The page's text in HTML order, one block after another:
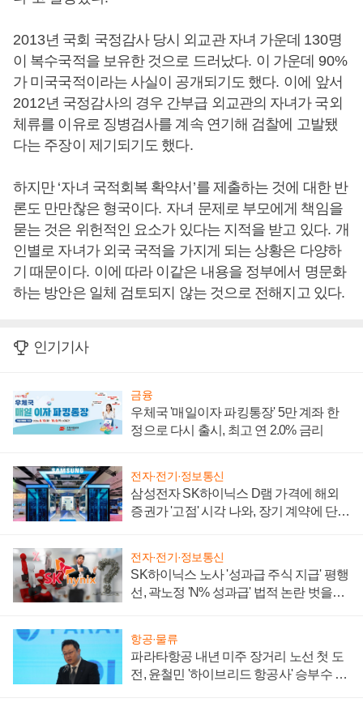
2013년 국회 국정감사 당시 외교관 자녀 가운데 130명
이 복수국적을 보유한 것으로 드러났다. 이 가운데 90%
가 미국국적이라는 사실이 공개되기도 했다. 이에 앞서
2012년 국정감사의 경우 간부급 외교관의 자녀가 국외
체류를 이유로 징병검사를 계속 연기해 검찰에 고발됐
다는 주장이 제기되기도 했다.
하지만 ‘자녀 국적회복 확약서 ’를 제출하는 것에 대한 반
론도 만만찮은 형국이다. 자녀 문제로 부모에게 책임을
묻는 것은 위헌적인 요소가 있다는 지적을 받고 있다. 개
인별로 자녀가 외국 국적을 가지게 되는 상황은 다양하
기 때문이다. 이에 따라 이같은 내용을 정부에서 명문화
하는 방안은 일체 검토되지 않는 것으로 전해지고 있다.
인기기사
금융
우체국 '매일이자 파킹통장' 5만 계좌 한
정으로 다시 출시, 최고 연 2.0% 금리
전자·전기·정보통신
삼성전자 SK하이닉스 D램 가격에 해외
증권가 '고점' 시각 나와, 장기 계약에 단점
전자·전기·정보통신
SK하이닉스 노사 '성과급 주식 지급' 평행
선, 곽노정 'N% 성과급' 법적 논란 벗을지
항공·물류
파라타항공 내년 미주 장거리 노선 첫 도
전, 윤철민 '하이브리드 항공사' 승부수 통